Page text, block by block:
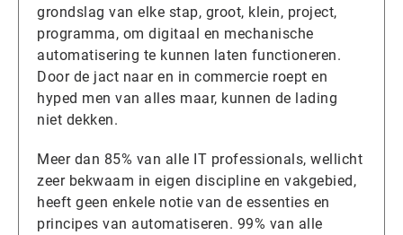
grondslag van elke stap, groot, klein, project,
programma, om digitaal en mechanische
automatisering te kunnen laten functioneren.
Door de jact naar en in commercie roept en
hyped men van alles maar, kunnen de lading
niet dekken.
Meer dan 85% van alle IT professionals, wellicht
zeer bekwaam in eigen discipline en vakgebied,
heeft geen enkele notie van de essenties en
principes van automatiseren. 99% van alle